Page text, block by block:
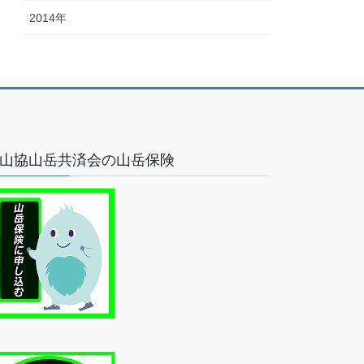
2014年
協山岳共済会の山岳保険